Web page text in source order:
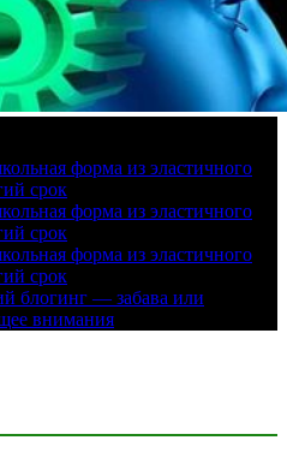
форма из эластичного
срок
форма из эластичного
срок
форма из эластичного
срок
блогинг — забава или
внимания